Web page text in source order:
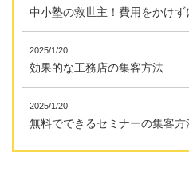
中小塾の救世主！費用をかけ
2025/1/20
効果的な工務店の集客方法
2025/1/20
無料でできるセミナーの集客方